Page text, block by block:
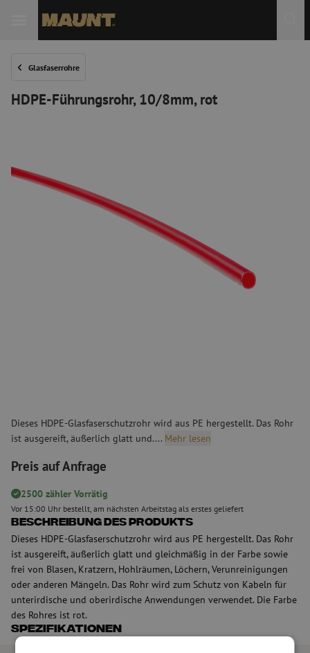
Glasfaserrohre
HDPE-Führungsrohr, 10/8mm, rot
Dieses HDPE-Glasfaserschutzrohr wird aus PE hergestellt. Das Rohr
ist ausgereift, äußerlich glatt und.... Mehr lesen
Preis auf Anfrage
2500 zähler Vorrätig
Vor 15:00 Uhr bestellt, am nächsten Arbeitstag als erstes geliefert
Beschreibung des Produkts
Dieses HDPE-Glasfaserschutzrohr wird aus PE hergestellt. Das Rohr
ist ausgereift, äußerlich glatt und gleichmäßig in der Farbe sowie
frei von Blasen, Kratzern, Hohlräumen, Löchern, Verunreinigungen
oder anderen Mängeln. Das Rohr wird zum Schutz von Kabeln für
unterirdische und oberirdische Anwendungen verwendet. Die Farbe
des Rohres ist rot.
Spezifikationen